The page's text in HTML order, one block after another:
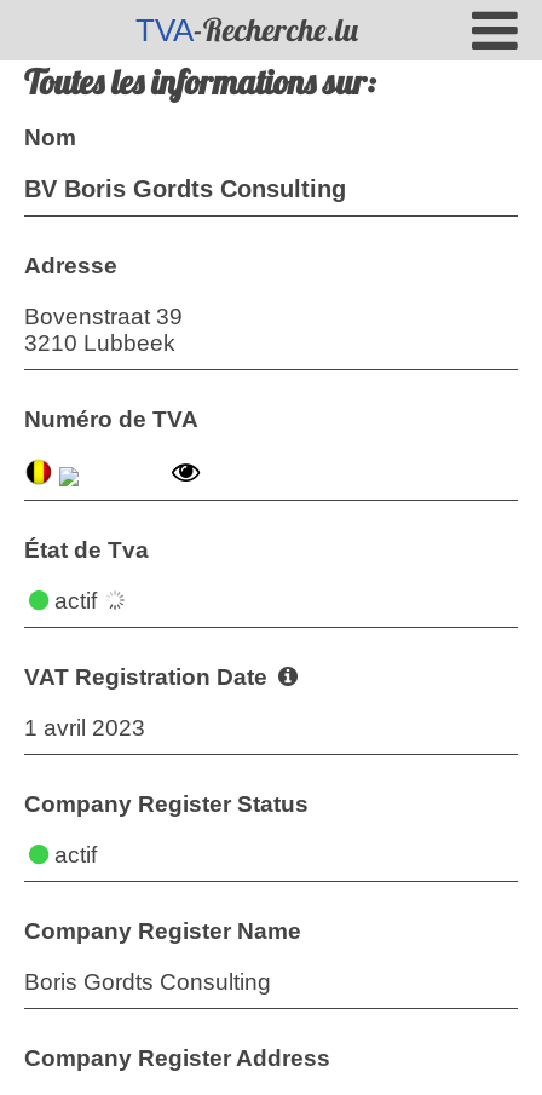
TVA-Recherche.lu
Toutes les informations sur:
Nom
BV Boris Gordts Consulting
Adresse
Bovenstraat 39
3210 Lubbeek
Numéro de TVA
État de Tva
actif
VAT Registration Date
1 avril 2023
Company Register Status
actif
Company Register Name
Boris Gordts Consulting
Company Register Address